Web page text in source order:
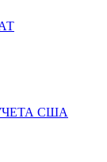
США